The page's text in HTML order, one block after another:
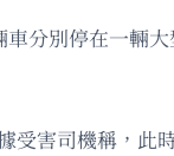
分別停在一
害司機稱，此